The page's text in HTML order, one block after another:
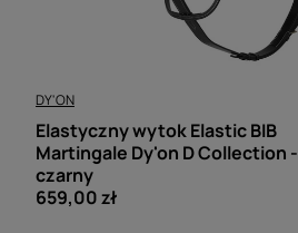
DY'ON
Elastyczny wytok Elastic BIB
Martingale Dy'on D Collection -
czarny
659,00 zł